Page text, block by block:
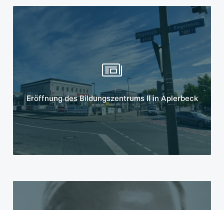
Eröffnung des Bildungszentrums II in Aplerbeck
Mehr erfahren